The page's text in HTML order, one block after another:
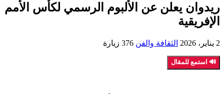
ريدوان يعلن عن الألبوم الرسمي لكأس الأمم
الإفريقية
2 يناير، 2026 الثقافة والفن 376 زيارة
🔊 استمع للمقال